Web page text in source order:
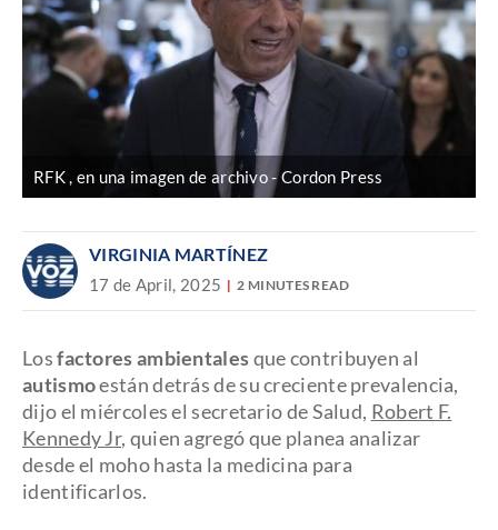
RFK , en una imagen de archivo Cordon Press
VIRGINIA MARTÍNEZ
17 de April, 2025 2 MINUTES READ
Losfactores ambientalesque contribuyen al
autismoestán detrás de su creciente prevalencia,
dijo el miércoles el secretario de Salud, Robert F.
Kennedy Jr, quien agregó que planea analizar
desde el moho hasta la medicina para
identificarlos.